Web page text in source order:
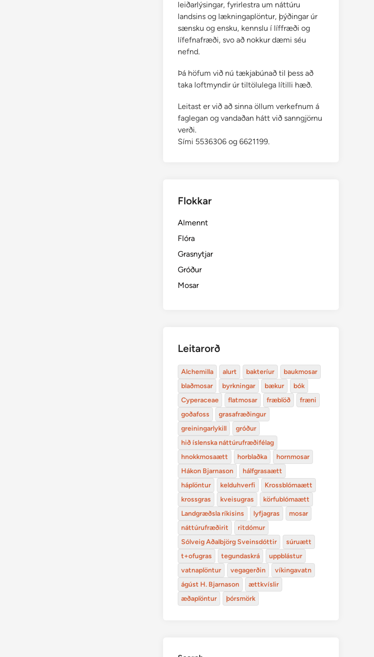
leiðarlýsingar, fyrirlestra um náttúru
landsins og lækningaplöntur, þýðingar úr
sænsku og ensku, kennslu í líffræði og
lífefnafræði, svo að nokkur dæmi séu
nefnd.
Þá höfum við nú tækjabúnað til þess að
taka loftmyndir úr tiltölulega lítilli hæð.
Leitast er við að sinna öllum verkefnum á
faglegan og vandaðan hátt við sanngjörnu
verði.
Sími 5536306 og 6621199.
Flokkar
Almennt
Flóra
Grasnytjar
Gróður
Mosar
Leitarorð
Alchemilla alurt bakteríur
baukmosar
blaðmosar
byrkningar bækur
bók
Cyperaceae
flatmosar fræblöð
fræni
goðafoss
grasafræðingur
greiningarlykill
gróður
hið íslenska náttúrufræðifélag
hnokkmosaætt
horblaðka
hornmosar
Hákon Bjarnason
hálfgrasaætt
háplöntur
kelduhverfi
Krossblómaætt
krossgras
kveisugras
körfublómaætt
Landgræðsla ríkisins
lyfjagras
mosar
náttúrufræðirit
ritdómur
Sólveig Aðalbjörg Sveinsdóttir
súruætt
t+ofugras
tegundaskrá
uppblástur
vatnaplöntur
vegagerðin
víkingavatn
ágúst H. Bjarnason
ættkvíslir
æðaplöntur
þórsmörk